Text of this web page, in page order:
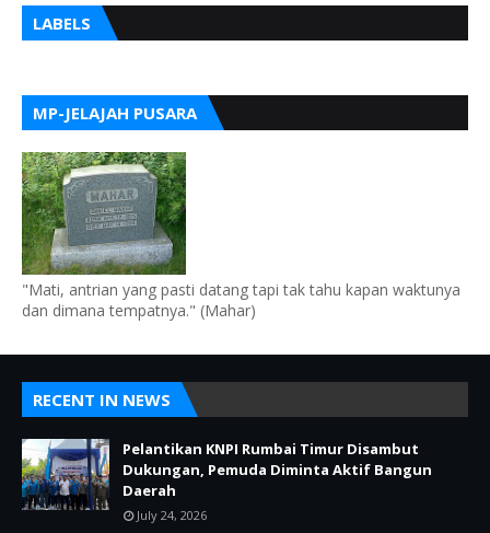
LABELS
MP-JELAJAH PUSARA
"Mati, antrian yang pasti datang tapi tak tahu kapan waktunya
dan dimana tempatnya." (Mahar)
RECENT IN NEWS
Pelantikan KNPI Rumbai Timur Disambut
Dukungan, Pemuda Diminta Aktif Bangun
Daerah
July 24, 2026